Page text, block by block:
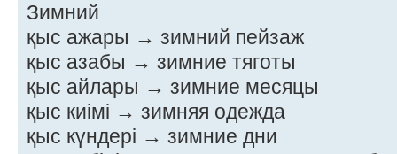
Зимний
қыс ажары → зимний пейзаж
қыс азабы → зимние тяготы
қыс айлары → зимние месяцы
қыс киімі → зимняя одежда
қыс күндері → зимние дни